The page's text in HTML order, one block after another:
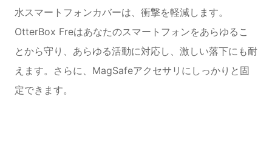
水スマートフォンカバーは、衝撃を軽減します。
OtterBox Freはあなたのスマートフォンをあらゆるこ
とから守り、あらゆる活動に対応し、激しい落下にも耐
えます。さらに、MagSafeアクセサリにしっかりと固
定できます。